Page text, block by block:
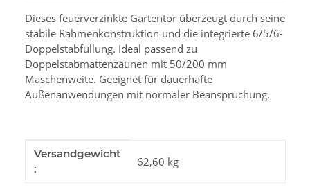
Dieses feuerverzinkte Gartentor überzeugt durch seine
stabile Rahmenkonstruktion und die integrierte 6/5/6-
Doppelstabfüllung. Ideal passend zu
Doppelstabmattenzäunen mit 50/200 mm
Maschenweite. Geeignet für dauerhafte
Außenanwendungen mit normaler Beanspruchung.
Produkteigenschaft
Wert
Versandgewicht
:
62,60 kg